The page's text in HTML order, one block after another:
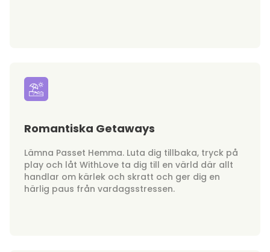
Romantiska Getaways
Lämna Passet Hemma. Luta dig tillbaka, tryck på
play och låt WithLove ta dig till en värld där allt
handlar om kärlek och skratt och ger dig en
härlig paus från vardagsstressen.